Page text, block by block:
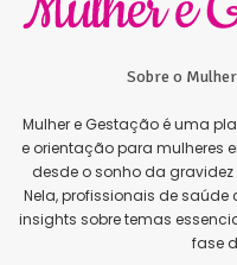
Sobre o
Mulher e Gestação é uma
e orientação para mulheres
desde o sonho da
Nela, profissionais de
insights sobre temas
fase